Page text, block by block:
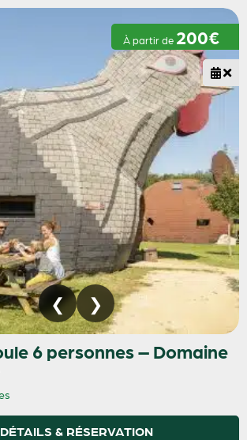
À partir de 200€
6 personnes – Domaine
DÉTAILS & RÉSERVATION